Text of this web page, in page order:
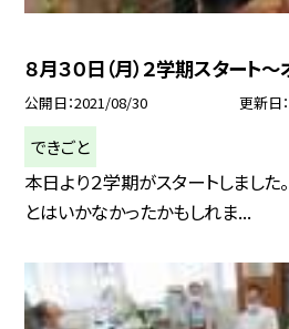
８月３０日（月）２学期スタート
公開日 2021/08/30 更新日
できごと
本日より２学期がスタートしまし
とはいかなかったかもしれま...